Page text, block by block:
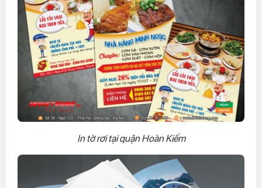
In tờ rơi tại quận Hoàn Kiếm